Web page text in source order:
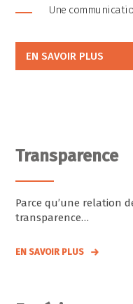
Une
EN SAVOIR PLUS
Transparence
Parce qu’une relation
transparence…
EN SAVOIR PLUS